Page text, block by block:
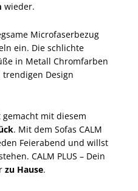
wieder.
Microfaserbezug
ein. Die schlichte
in Metall Chromfarben
trendigen Design
mit diesem
. Mit dem Sofas CALM
Feierabend und willst
CALM PLUS – Dein
zu Hause.